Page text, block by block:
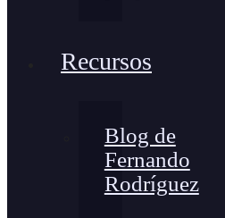
Recursos
Blog de
Fernando
Rodríguez